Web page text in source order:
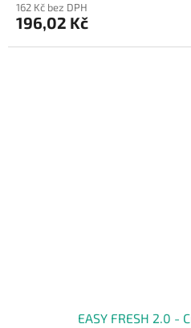
162 Kč bez DPH
196,02 Kč
EASY FRESH 2.0 -